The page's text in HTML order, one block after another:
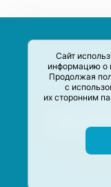
Сайт
информацию о
Продолжая
с
их сторонним
© M-